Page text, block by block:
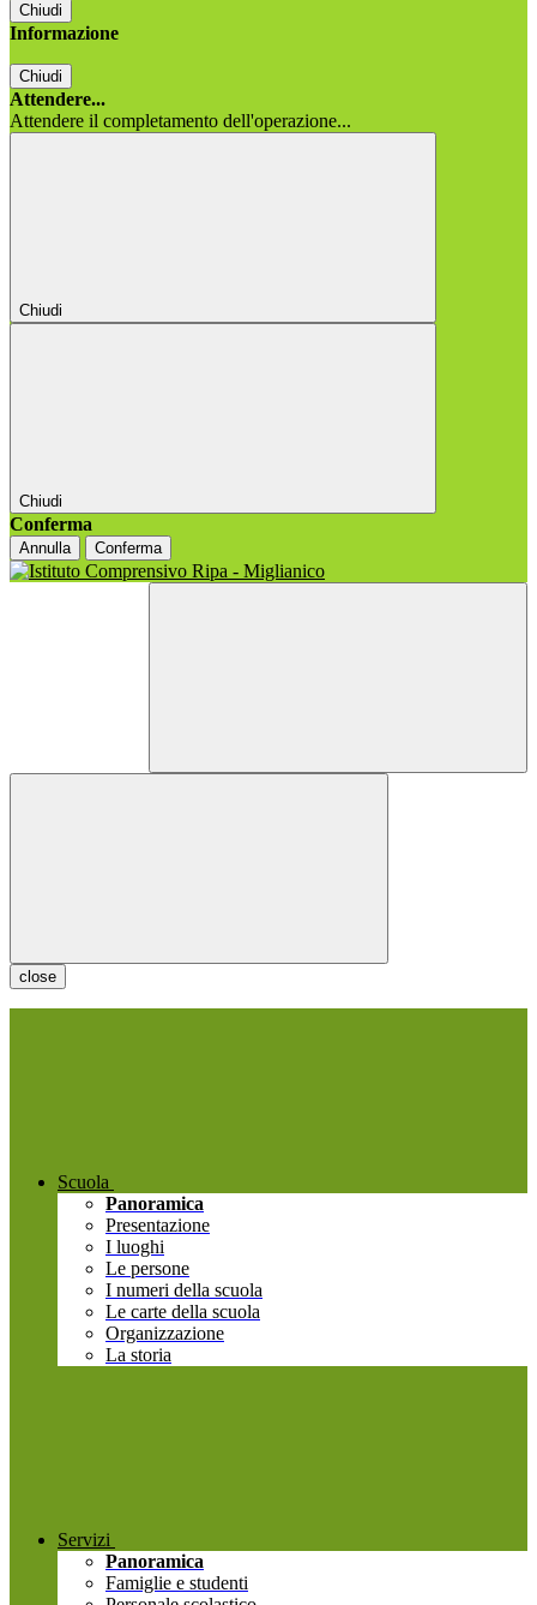
Chiudi
Informazione
Chiudi
Attendere...
Attendere il completamento dell'operazione...
Chiudi
Chiudi
Conferma
Annulla Conferma
close
Scuola
Panoramica
Presentazione
I luoghi
Le persone
I numeri della scuola
Le carte della scuola
Organizzazione
La storia
Servizi
Panoramica
Famiglie e studenti